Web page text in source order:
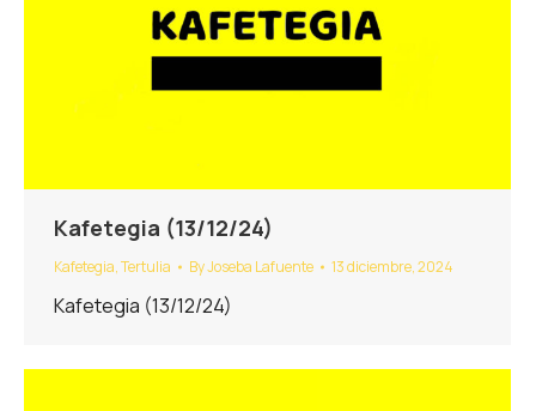
Kafetegia (13/12/24)
Kafetegia,Tertulia ByJoseba Lafuente 13 diciembre, 2024
Kafetegia (13/12/24)